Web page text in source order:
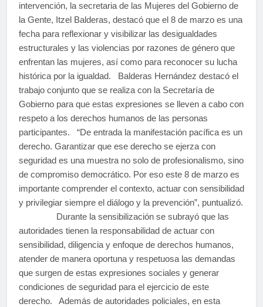
intervención, la secretaria de las Mujeres del Gobierno de
la Gente, Itzel Balderas, destacó que el 8 de marzo es una
fecha para reflexionar y visibilizar las desigualdades
estructurales y las violencias por razones de género que
enfrentan las mujeres, así como para reconocer su lucha
histórica por la igualdad. Balderas Hernández destacó el
trabajo conjunto que se realiza con la Secretaría de
Gobierno para que estas expresiones se lleven a cabo con
respeto a los derechos humanos de las personas
participantes. “De entrada la manifestación pacífica es un
derecho. Garantizar que ese derecho se ejerza con
seguridad es una muestra no solo de profesionalismo, sino
de compromiso democrático. Por eso este 8 de marzo es
importante comprender el contexto, actuar con sensibilidad
y privilegiar siempre el diálogo y la prevención”, puntualizó.
Durante la sensibilización se subrayó que las
autoridades tienen la responsabilidad de actuar con
sensibilidad, diligencia y enfoque de derechos humanos,
atender de manera oportuna y respetuosa las demandas
que surgen de estas expresiones sociales y generar
condiciones de seguridad para el ejercicio de este
derecho. Además de autoridades policiales, en esta